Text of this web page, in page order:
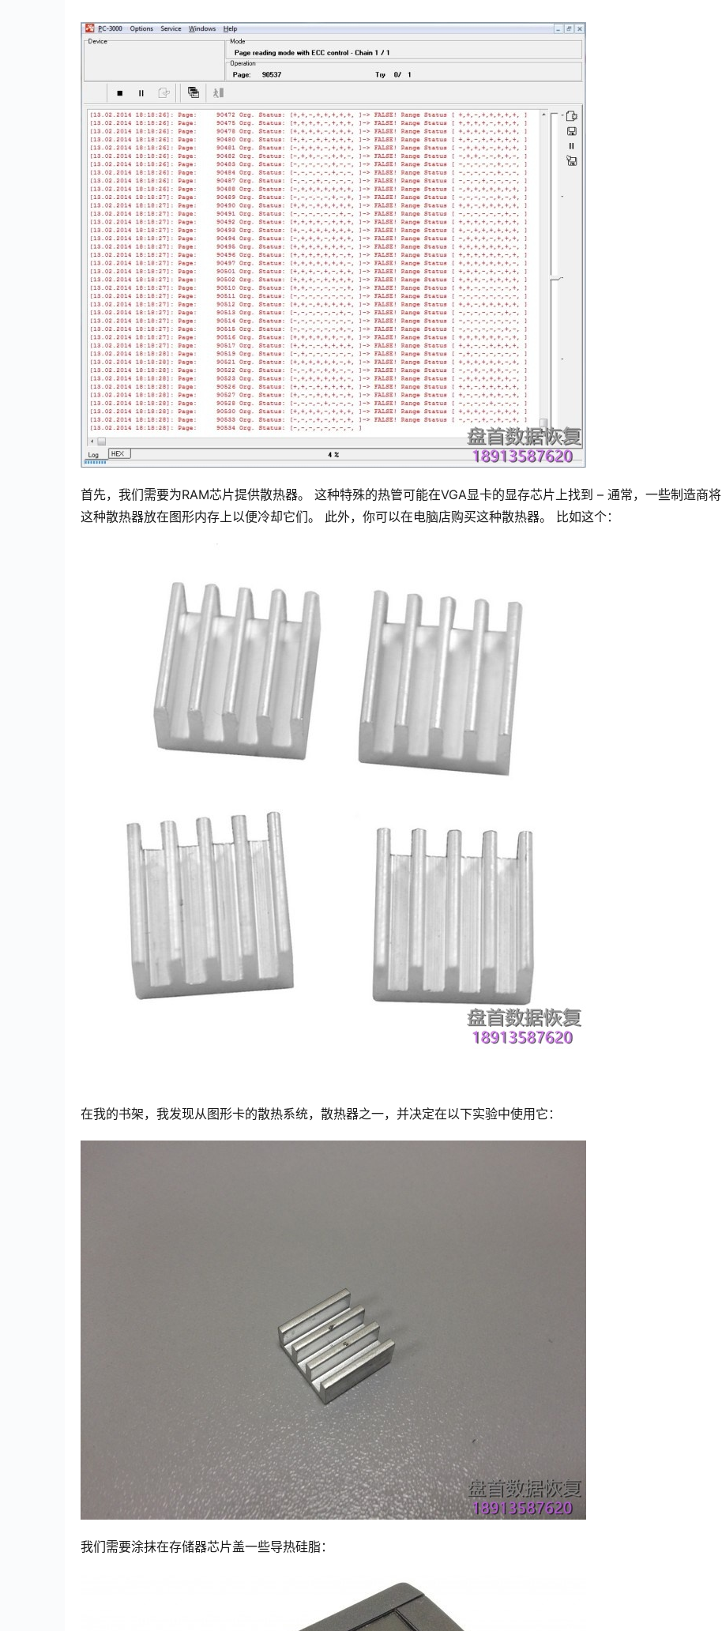
首先，我们需要为RAM芯片提供散热器。
这种特殊的热管可能在VGA显卡的显存芯片上找到 – 通常，一些制造商将
这种散热器放在图形内存上以便冷却它们。
此外，你可以在电脑店购买这种散热器。 比如这个：
在我的书架，我发现从图形卡的散热系统，散热器之一，并决定在以下实验中使用它：
我们需要涂抹在存储器芯片盖一些导热硅脂：